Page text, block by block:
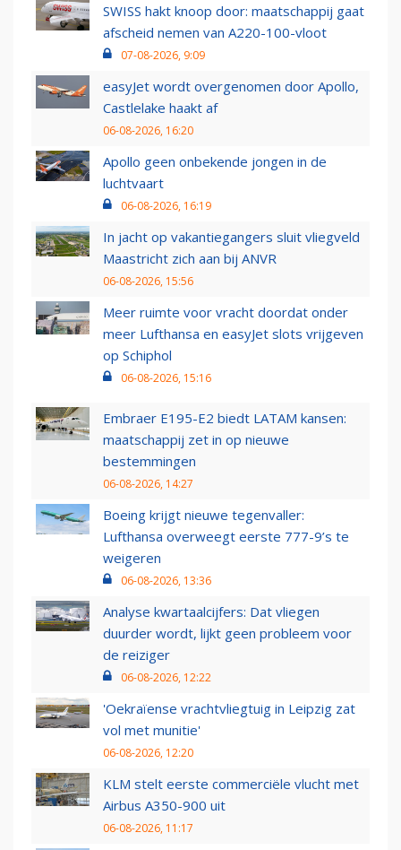
SWISS hakt knoop door: maatschappij gaat
afscheid nemen van A220-100-vloot
07-08-2026, 9:09
easyJet wordt overgenomen door Apollo,
Castlelake haakt af
06-08-2026, 16:20
Apollo geen onbekende jongen in de
luchtvaart
06-08-2026, 16:19
In jacht op vakantiegangers sluit vliegveld
Maastricht zich aan bij ANVR
06-08-2026, 15:56
Meer ruimte voor vracht doordat onder
meer Lufthansa en easyJet slots vrijgeven
op Schiphol
06-08-2026, 15:16
Embraer E195-E2 biedt LATAM kansen:
maatschappij zet in op nieuwe
bestemmingen
06-08-2026, 14:27
Boeing krijgt nieuwe tegenvaller:
Lufthansa overweegt eerste 777-9’s te
weigeren
06-08-2026, 13:36
Analyse kwartaalcijfers: Dat vliegen
duurder wordt, lijkt geen probleem voor
de reiziger
06-08-2026, 12:22
'Oekraïense vrachtvliegtuig in Leipzig zat
vol met munitie'
06-08-2026, 12:20
KLM stelt eerste commerciële vlucht met
Airbus A350-900 uit
06-08-2026, 11:17